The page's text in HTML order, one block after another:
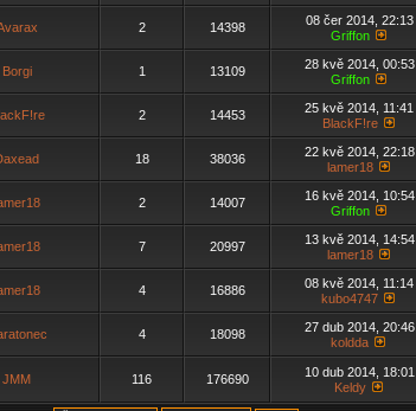
2 14398
08 čer 2014, 22:13
Griffon
Borgi 1 13109
28 kvě 2014, 00:53
Griffon
2 14453
25 kvě 2014, 11:41
BlackF!re
18 38036
22 kvě 2014, 22:18
lamer18
2 14007
16 kvě 2014, 10:54
Griffon
7 20997
13 kvě 2014, 14:54
lamer18
4 16886
08 kvě 2014, 11:14
kubo4747
4 18098
27 dub 2014, 20:46
koldda
JMM 116 176690
10 dub 2014, 18:01
Keldy